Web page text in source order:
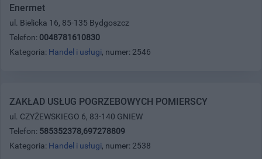
Enermet
ul. Bielicka 16, 85-135 Bydgoszcz
Telefon: 0048781610830
Kategoria: Handel i usługi, numer: 2546
ZAKŁAD USŁUG POGRZEBOWYCH POMIERSCY
ul. CZYŻEWSKIEGO 6, 83-140 GNIEW
Telefon: 585352378,697278809
Kategoria: Handel i usługi, numer: 2538